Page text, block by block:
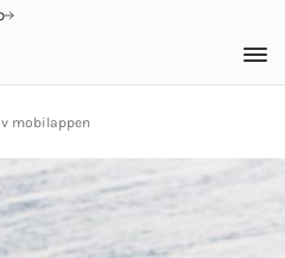
mobilappen